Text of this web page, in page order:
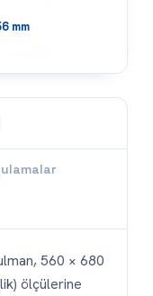
mm
560 × 680
ölçülerine